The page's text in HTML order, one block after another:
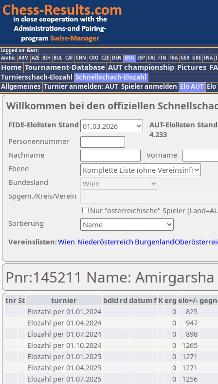
Logged on: Gast
Arabic ARM AZE BIH BUL CAT CHN CRO CZE DEN ENG ESP FAI FIN FRA GER GRE INA
Home Tournament-Database AUT championship Pictures
Turnierschach-Elozahl Schnellschach-Elozahl
Allgemeines Turnier anmelden: AUT Spieler anmelden Elo AUT
Willkommen bei den offiziellen
Nachname
Vorname
Ebene
Sortierung
Personennummer
Bundesland
Spgem./Kreis/Verein
Nur "österreichische" Spieler
Vereinslisten:Wien Niederösterreich Burgenland
AUT-Elolisten
4.233
FIDE-Elolisten Stand
Pnr:145211 Name:
tnrSt turnier bdld rd datumf Kerg elo+/-
Elozahl per 01.01.2024
0
825
Elozahl per 01.04.2024
0
947
Elozahl per 01.07.2024
0
898
Elozahl per 01.10.2024
0
1265
Elozahl per 01.01.2025
0
1271
Elozahl per 01.04.2025
0
1271
Elozahl per 01.07.2025
0
1256